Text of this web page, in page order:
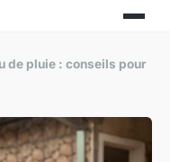
de pluie : conseils pour